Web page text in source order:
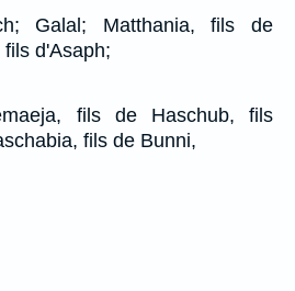
Galal; Matthania, fils de
d'Asaph;
fils de Haschub, fils
fils de Bunni,